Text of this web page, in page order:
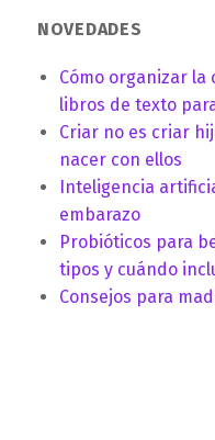
NOVEDADES
Cómo organizar la
libros de texto
Criar no es criar
nacer con ellos
Inteligencia
embarazo
Probióticos para
tipos y cuándo
Consejos para